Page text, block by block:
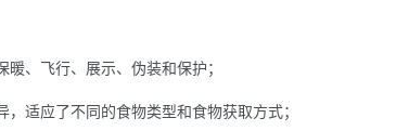
、飞行、展示、伪装和保护；
适应了不同的食物类型和食物获取方式；